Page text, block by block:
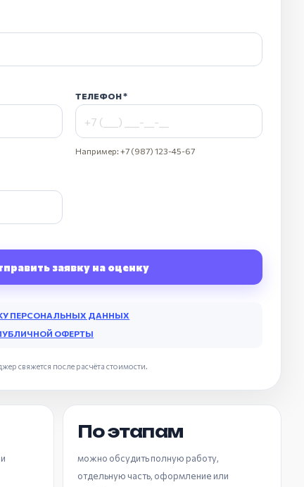
ТЕЛЕФОН
Например: +7 (987) 123-45-67
заявку на оценку
ПЕРСОНАЛЬНЫХ ДАННЫХ
ОФЕРТЫ
свяжется после расчёта стоимости.
По этапам
можно обсудить полную работу,
отдельную часть, оформление или